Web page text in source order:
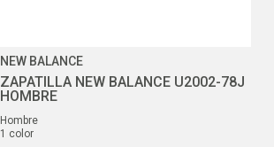
NEW BALANCE
ZAPATILLA NEW BALANCE U2002-78J
HOMBRE
hombre
1 color